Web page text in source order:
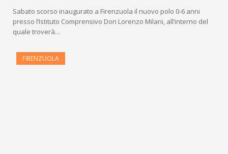
Sabato scorso inaugurato a Firenzuola il nuovo polo 0-6 anni
presso l’Istituto Comprensivo Don Lorenzo Milani, all’interno del
quale troverà…
FIRENZUOLA